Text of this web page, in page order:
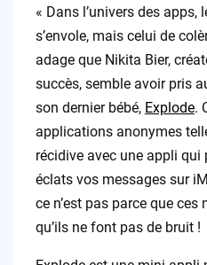
« Dans l’univers des apps,
s’envole, mais celui de
adage que Nikita Bier,
succès, semble avoir pris
son dernier bébé, Explode.
applications anonymes
récidive avec une appli qui
éclats vos messages sur
ce n’est pas parce que ces
qu’ils ne font pas de bruit !